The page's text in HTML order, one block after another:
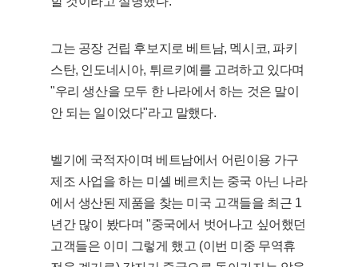
그는 공장 건립 후보지로 베트남, 멕시코, 파키
스탄, 인도네시아, 튀르키예를 고려하고 있다며
"우리 생산을 모두 한 나라에서 하는 것은 말이
안 되는 일이었다"라고 말했다.
벨기에 국적자이며 베트남에서 어린이용 가구
제조 사업을 하는 미셸 베르치는 중국 아닌 나라
에서 생산된 제품을 찾는 미국 고객들을 최근 1
년간 많이 봤다며 "중국에서 벗어나고 싶어했던
고객들은 이미 그렇게 했고 (이번 미중 무역휴